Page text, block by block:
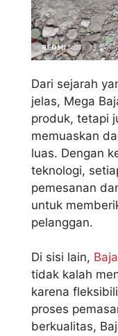
Dari sejarah
jelas, Mega
produk, tetapi
memuaskan
luas. Dengan
teknologi,
pemesanan
untuk
pelanggan.
Di sisi lain,
tidak kalah
karena
proses
berkualitas,